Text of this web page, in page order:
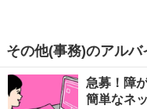
その他(事務)のアル
急募！障
簡単なネ